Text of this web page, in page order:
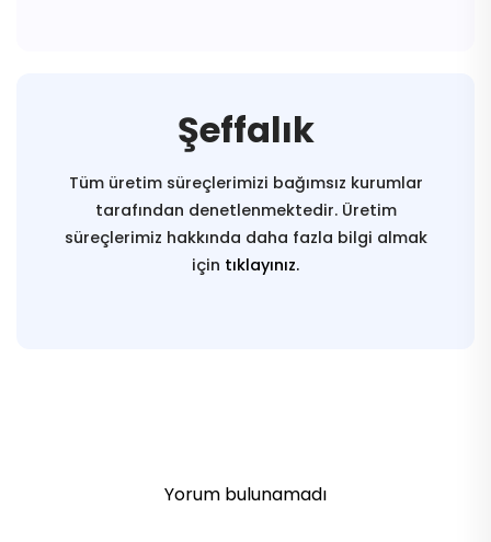
Şeffalık
Tüm üretim süreçlerimizi bağımsız kurumlar
tarafından denetlenmektedir. Üretim
süreçlerimiz hakkında daha fazla bilgi almak
için tıklayınız.
Yorum bulunamadı